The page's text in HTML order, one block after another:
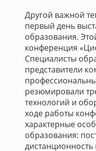
Другой важной
первый день
образования.
конференция
Специалисты
представители
резюмировали
технологий и
ходе работы
характерные
образования: